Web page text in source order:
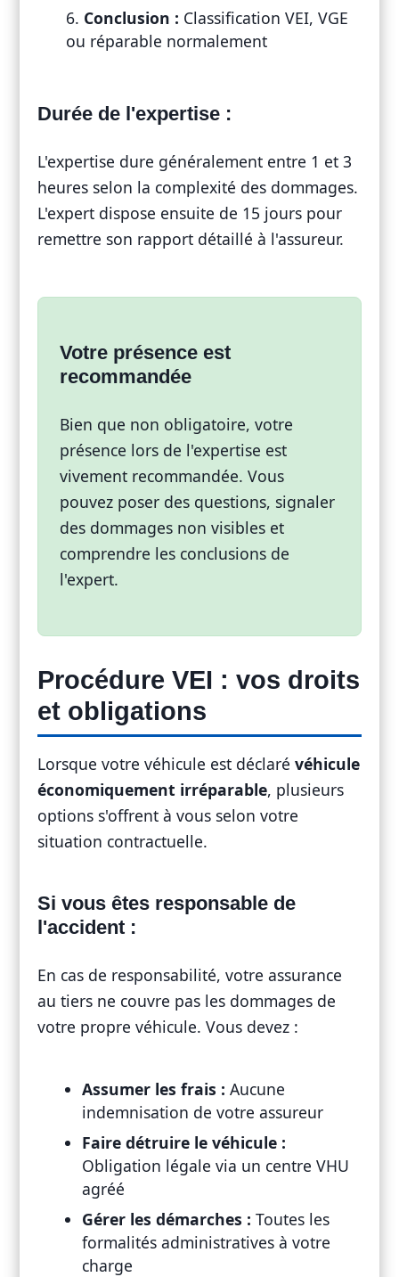
Conclusion : Classification VEI, VGE
ou réparable normalement
Durée de l'expertise :
L'expertise dure généralement entre 1 et 3
heures selon la complexité des dommages.
L'expert dispose ensuite de 15 jours pour
remettre son rapport détaillé à l'assureur.
Votre présence est
recommandée
Bien que non obligatoire, votre
présence lors de l'expertise est
vivement recommandée. Vous
pouvez poser des questions, signaler
des dommages non visibles et
comprendre les conclusions de
l'expert.
Procédure VEI : vos droits
et obligations
Lorsque votre véhicule est déclarévéhicule
économiquement irréparable, plusieurs
options s'offrent à vous selon votre
situation contractuelle.
Si vous êtes responsable de
l'accident :
En cas de responsabilité, votre assurance
au tiers ne couvre pas les dommages de
votre propre véhicule. Vous devez :
Assumer les frais : Aucune
indemnisation de votre assureur
Faire détruire le véhicule :
Obligation légale via un centre VHU
agréé
Gérer les démarches : Toutes les
formalités administratives à votre
charge